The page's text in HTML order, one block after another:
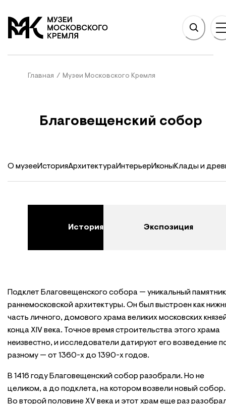
На главную
Главная / Музеи Московского Кремля
Благовещенский собор
О музееИсторияАрхитектураИнтерьерИконыКлады и
История Экспозиция
Подклет Благовещенского собора — уникальный памятник
раннемосковской архитектуры. Он был выстроен как
часть личного, домового храма великих московских
конца XIV века. Точное время строительства этого храма
неизвестно, и исследователи датируют его возведение
разному — от 1360-х до 1390-х годов.
В 1416 году Благовещенский собор разобрали. Но не
целиком, а до подклета, на котором возвели новый собор.
Во второй половине XV века и этот храм еще раз